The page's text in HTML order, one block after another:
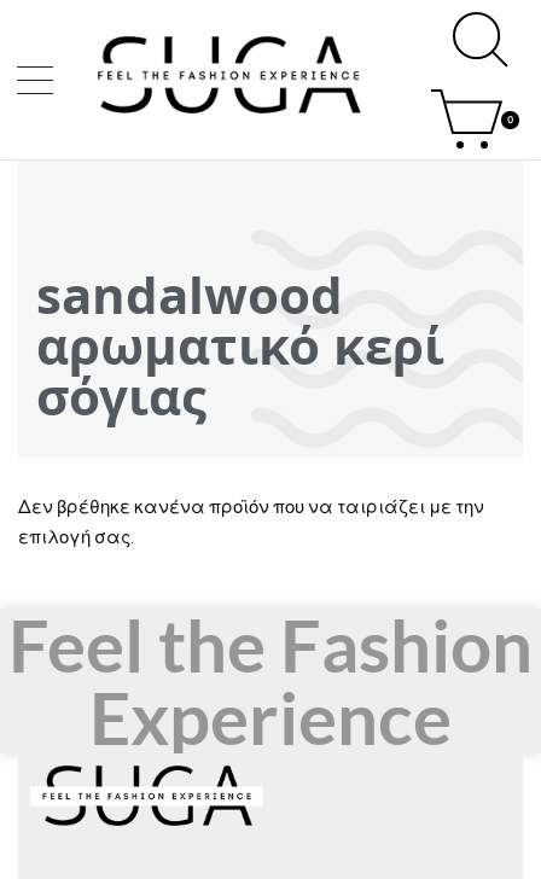
0
sandalwood
αρωματικό κερί
σόγιας
Δεν βρέθηκε κανένα προϊόν που να ταιριάζει με την
επιλογή σας.
Feel the Fashion
Experience